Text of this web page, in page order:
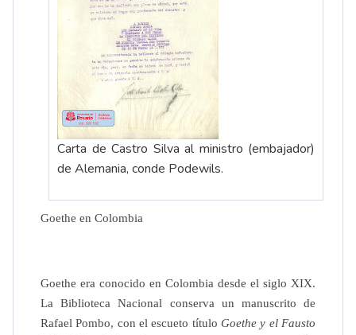
Carta de Castro Silva al ministro (embajador)
de Alemania, conde Podewils.
Goethe en Colombia
Goethe era conocido en Colombia desde el siglo XIX.
La Biblioteca Nacional conserva un manuscrito de
Rafael Pombo, con el escueto título Goethe y el Fausto